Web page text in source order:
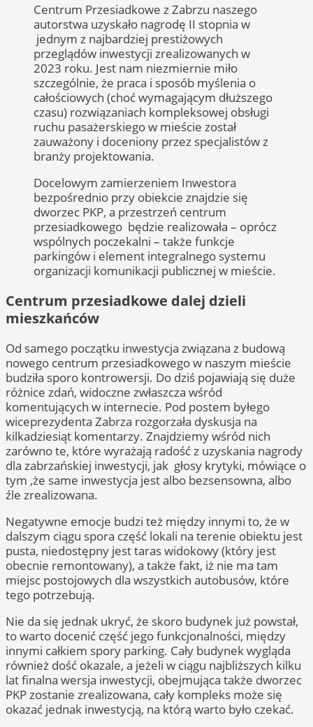
Centrum Przesiadkowe z Zabrzu naszego
autorstwa uzyskało nagrodę II stopnia w
jednym z najbardziej prestiżowych
przeglądów inwestycji zrealizowanych w
2023 roku. Jest nam niezmiernie miło
szczególnie, że praca i sposób myślenia o
całościowych (choć wymagającym dłuższego
czasu) rozwiązaniach kompleksowej obsługi
ruchu pasażerskiego w mieście został
zauważony i doceniony przez specjalistów z
branży projektowania.
Docelowym zamierzeniem Inwestora
bezpośrednio przy obiekcie znajdzie się
dworzec PKP, a przestrzeń centrum
przesiadkowego będzie realizowała – oprócz
wspólnych poczekalni – także funkcje
parkingów i element integralnego systemu
organizacji komunikacji publicznej w mieście.
Centrum przesiadkowe dalej dzieli
mieszkańców
Od samego początku inwestycja związana z budową
nowego centrum przesiadkowego w naszym mieście
budziła sporo kontrowersji. Do dziś pojawiają się duże
różnice zdań, widoczne zwłaszcza wśród
komentujących w internecie. Pod postem byłego
wiceprezydenta Zabrza rozgorzała dyskusja na
kilkadziesiąt komentarzy. Znajdziemy wśród nich
zarówno te, które wyrażają radość z uzyskania nagrody
dla zabrzańskiej inwestycji, jak głosy krytyki, mówiące o
tym ,że same inwestycja jest albo bezsensowna, albo
źle zrealizowana.
Negatywne emocje budzi też między innymi to, że w
dalszym ciągu spora część lokali na terenie obiektu jest
pusta, niedostępny jest taras widokowy (który jest
obecnie remontowany), a także fakt, iż nie ma tam
miejsc postojowych dla wszystkich autobusów, które
tego potrzebują.
Nie da się jednak ukryć, że skoro budynek już powstał,
to warto docenić część jego funkcjonalności, między
innymi całkiem spory parking. Cały budynek wygląda
również dość okazale, a jeżeli w ciągu najbliższych kilku
lat finalna wersja inwestycji, obejmująca także dworzec
PKP zostanie zrealizowana, cały kompleks może się
okazać jednak inwestycją, na którą warto było czekać.